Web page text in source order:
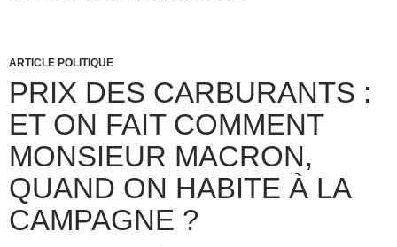
ARTICLE POLITIQUE
PRIX DES CARBURANTS :
ET ON FAIT COMMENT
MONSIEUR MACRON,
QUAND ON HABITE À LA
CAMPAGNE ?